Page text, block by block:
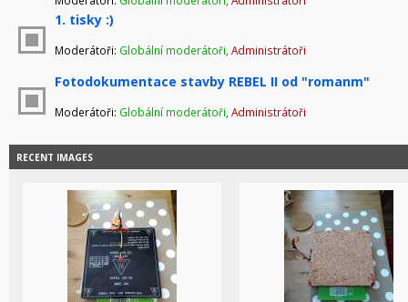
1. tisky :)
Moderátoři: Globální moderátoři Administrátoři
Fotodokumentace stavby REBEL II od "romanm"
Moderátoři: Globální moderátoři Administrátoři
RECENT IMAGES